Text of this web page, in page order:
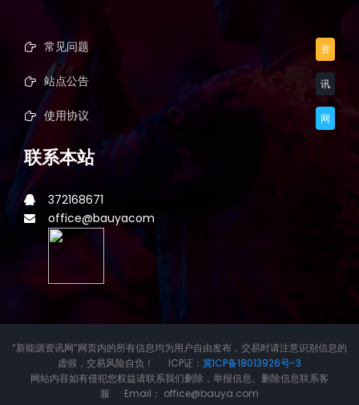
常见问题 资
站点公告 讯
使用协议 网
联系本站
372168671
office@bauyacom
“新能源资讯网”网页内的所有信息均为用户自由发布，交易时请注意识别信息的
虚假，交易风险自负！ ICP证： 冀ICP备18013926号-3
网站内容如有侵犯您权益请联系我们删除，举报信息、删除信息联系客
服 Email： office@bauya.com